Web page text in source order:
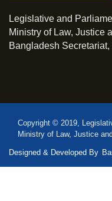
Legislative and
Ministry of Law, Justice
Bangladesh
Copyright © 2019,
Ministry of Law, Justice
Designed & Developed By